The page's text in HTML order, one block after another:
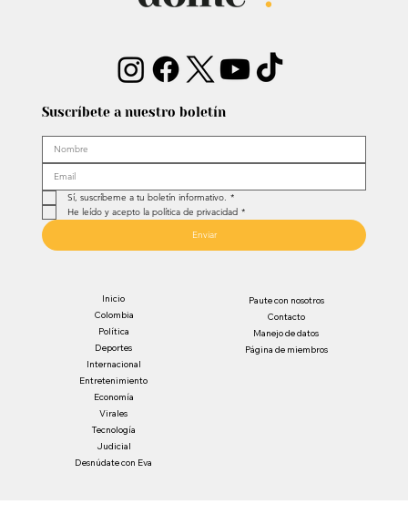
Suscríbete a nuestro boletín
Sí, suscríbeme a tu boletín informativo. *
He leído y acepto la política de privacidad *
Enviar
Inicio
Colombia
Política
Deportes
Internacional
Entretenimiento
Economía
Virales
Tecnología
Judicial
Desnúdate con Eva
Paute con nosotros
Contacto
Manejo de datos
Página de miembros